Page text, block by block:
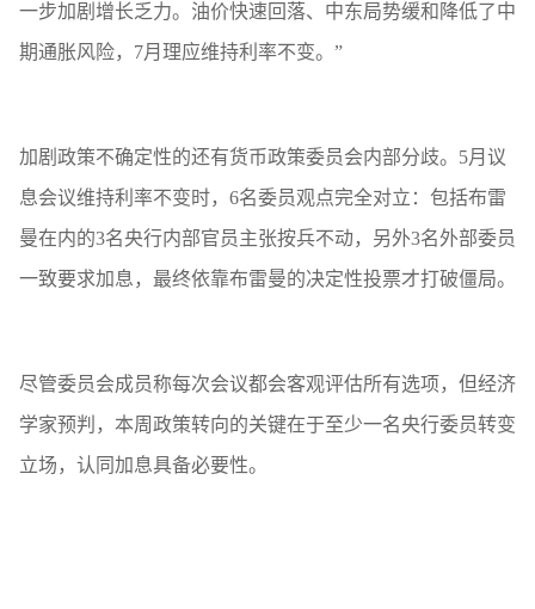
一步加剧增长乏力。油价快速回落、中东局势缓和降低了中
期通胀风险，7月理应维持利率不变。”
加剧政策不确定性的还有货币政策委员会内部分歧。5月议
息会议维持利率不变时，6名委员观点完全对立：包括布雷
曼在内的3名央行内部官员主张按兵不动，另外3名外部委员
一致要求加息，最终依靠布雷曼的决定性投票才打破僵局。
尽管委员会成员称每次会议都会客观评估所有选项，但经济
学家预判，本周政策转向的关键在于至少一名央行委员转变
立场，认同加息具备必要性。